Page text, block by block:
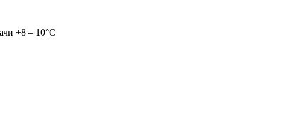
+8 – 10°С